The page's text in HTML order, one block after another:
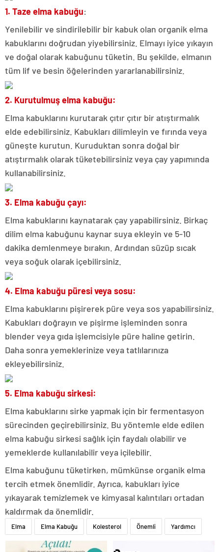
1. Taze elma kabuğu:
Yenilebilir ve sindirilebilir bir kabuk olan organik elma
kabuklarını doğrudan yiyebilirsiniz. Elmayı iyice yıkayın
ve doğal olarak kabuğunu tüketin. Bu şekilde, elmanın
tüm lif ve besin öğelerinden yararlanabilirsiniz.
2. Kurutulmuş elma kabuğu:
Elma kabuklarını kurutarak çıtır çıtır bir atıştırmalık
elde edebilirsiniz. Kabukları dilimleyin ve fırında veya
güneşte kurutun. Kuruduktan sonra doğal bir
atıştırmalık olarak tüketebilirsiniz veya çay yapımında
kullanabilirsiniz.
3. Elma kabuğu çayı:
Elma kabuklarını kaynatarak çay yapabilirsiniz. Birkaç
dilim elma kabuğunu kaynar suya ekleyin ve 5-10
dakika demlenmeye bırakın. Ardından süzüp sıcak
veya soğuk olarak içebilirsiniz.
4. Elma kabuğu püresi veya sosu:
Elma kabuklarını pişirerek püre veya sos yapabilirsiniz.
Kabukları doğrayın ve pişirme işleminden sonra
blender veya gıda işlemcisiyle püre haline getirin.
Daha sonra yemeklerinize veya tatlılarınıza
ekleyebilirsiniz.
5. Elma kabuğu sirkesi:
Elma kabuklarını sirke yapmak için bir fermentasyon
sürecinden geçirebilirsiniz. Bu yöntemle elde edilen
elma kabuğu sirkesi sağlık için faydalı olabilir ve
yemeklerde kullanılabilir veya içilebilir.
Elma kabuğunu tüketirken, mümkünse organik elma
tercih etmek önemlidir. Ayrıca, kabukları iyice
yıkayarak temizlemek ve kimyasal kalıntıları ortadan
kaldırmak da önemlidir.
Elma Elma Kabuğu Kolesterol Önemli Yardımcı